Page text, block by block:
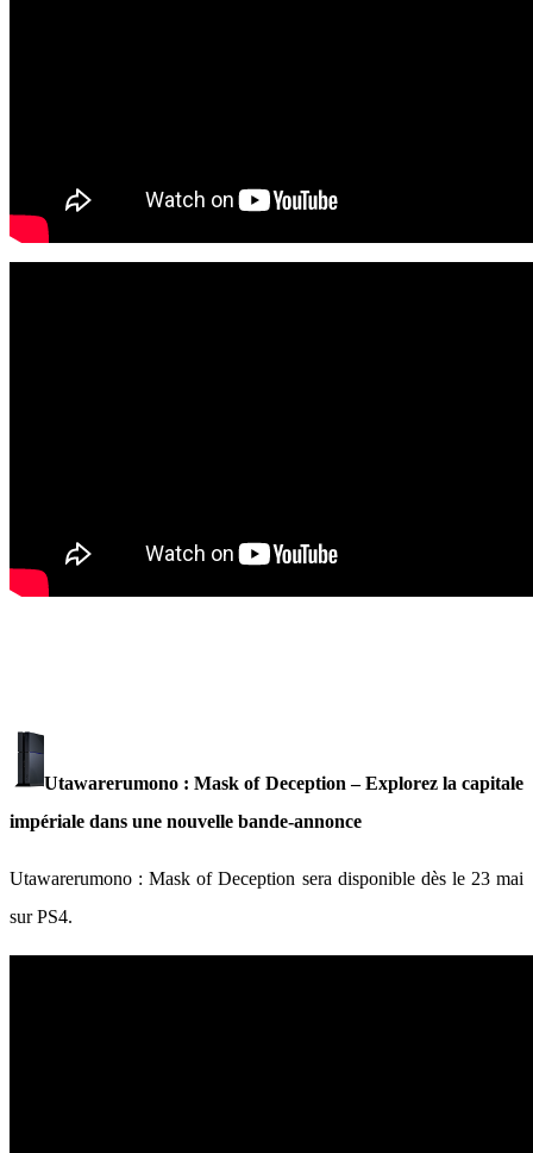
Utawarerumono : Mask of Deception – Explorez la capitale
impériale dans une nouvelle bande-annonce
Utawarerumono : Mask of Deception sera disponible dès le 23 mai
sur PS4.